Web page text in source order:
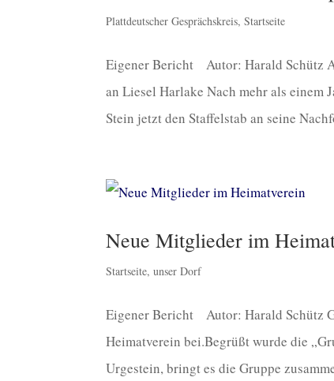
Plattdeutscher Gesprächskreis,Startseite
Eigener Bericht Autor: Harald Schütz
an Liesel Harlake Nach mehr als einem
Stein jetzt den Staffelstab an seine
Neue Mitglieder im
Startseite,unser Dorf
Eigener Bericht Autor: Harald Schütz
Heimatverein bei.Begrüßt wurde die
Urgestein, bringt es die Gruppe